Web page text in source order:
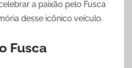
a paixão pelo Fusca
desse icônico veículo.
Fusca